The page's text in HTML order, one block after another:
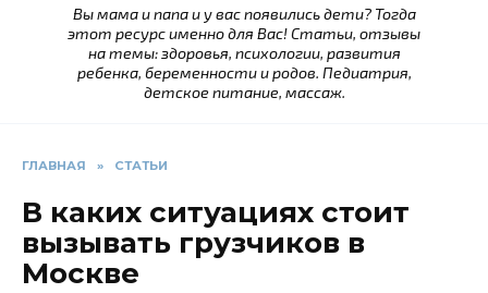
Вы мама и папа и у вас появились дети? Тогда
этот ресурс именно для Вас! Статьи, отзывы
на темы: здоровья, психологии, развития
ребенка, беременности и родов. Педиатрия,
детское питание, массаж.
ГЛАВНАЯ » СТАТЬИ
В каких ситуациях стоит
вызывать грузчиков в
Москве